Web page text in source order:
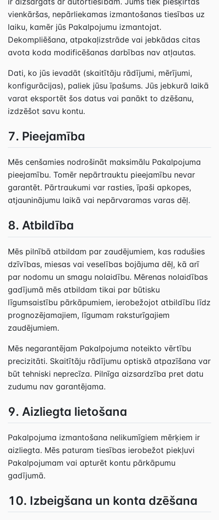
vienkāršas, nepārliekamas izmantošanas tiesības uz
laiku, kamēr jūs Pakalpojumu izmantojat.
Dekompliēšana, atpakaļizstrāde vai jebkādas citas
avota koda modificēšanas darbības nav atļautas.
Dati, ko jūs ievadāt (skaitītāju rādījumi, mērījumi,
konfigurācijas), paliek jūsu īpašums. Jūs jebkurā laikā
varat eksportēt šos datus vai panākt to dzēšanu,
izdzēšot savu kontu.
7. Pieejamība
Mēs cenšamies nodrošināt maksimālu Pakalpojuma
pieejamību. Tomēr nepārtrauktu pieejamību nevar
garantēt. Pārtraukumi var rasties, īpaši apkopes,
atjauninājumu laikā vai nepārvaramas varas dēļ.
8. Atbildība
Mēs pilnībā atbildam par zaudējumiem, kas radušies
dzīvības, miesas vai veselības bojājuma dēļ, kā arī
par nodomu un smagu nolaidību. Mērenas nolaidības
gadījumā mēs atbildam tikai par būtisku
līgumsaistību pārkāpumiem, ierobežojot atbildību līdz
prognozējamajiem, līgumam raksturīgajiem
zaudējumiem.
Mēs negarantējam Pakalpojuma noteikto vērtību
precizitāti. Skaitītāju rādījumu optiskā atpazīšana var
būt tehniski neprecīza. Pilnīga aizsardzība pret datu
zudumu nav garantējama.
9. Aizliegta lietošana
Pakalpojuma izmantošana nelikumīgiem mērķiem ir
aizliegta. Mēs paturam tiesības ierobežot piekļuvi
Pakalpojumam vai apturēt kontu pārkāpumu
gadījumā.
10. Izbeigšana un konta dzēšana